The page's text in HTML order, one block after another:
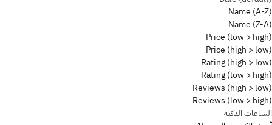
Name (A-Z)
Name (Z-A)
Price (low > high)
Price (high > low)
Rating (high > low)
Rating (low > high)
Reviews (high > low)
Reviews (low > high)
الساعات الذكية